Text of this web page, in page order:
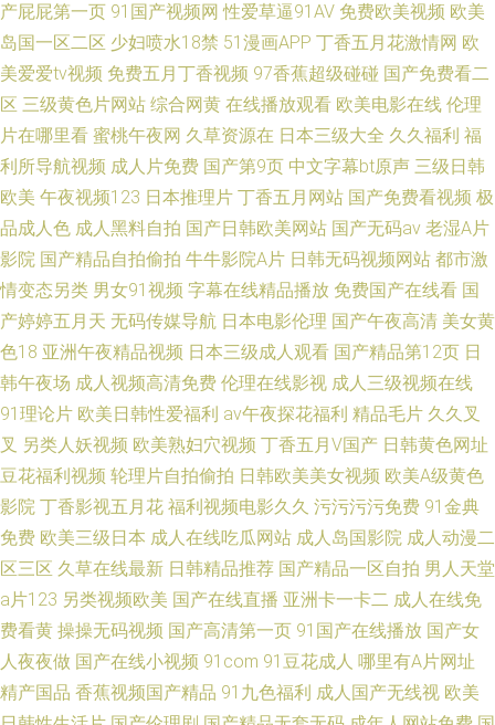
产屁屁第一页 91国产视频网 性爱草逼91AV 免费欧美视频 欧美
岛国一区二区 少妇喷水18禁 51漫画APP 丁香五月花激情网 欧
美爱爱tv视频 免费五月丁香视频 97香蕉超级碰碰 国产免费看二
区 三级黄色片网站 综合网黄 在线播放观看 欧美电影在线 伦理
片在哪里看 蜜桃午夜网 久草资源在 日本三级大全 久久福利 福
利所导航视频 成人片免费 国产第9页 中文字幕bt原声 三级日韩
欧美 午夜视频123 日本推理片 丁香五月网站 国产免费看视频 极
品成人色 成人黑料自拍 国产日韩欧美网站 国产无码av 老湿A片
影院 国产精品自拍偷拍 牛牛影院A片 日韩无码视频网站 都市激
情变态另类 男女91视频 字幕在线精品播放 免费国产在线看 国
产婷婷五月天 无码传媒导航 日本电影伦理 国产午夜高清 美女黄
色18 亚洲午夜精品视频 日本三级成人观看 国产精品第12页 日
韩午夜场 成人视频高清免费 伦理在线影视 成人三级视频在线
91理论片 欧美日韩性爱福利 av午夜探花福利 精品毛片 久久叉
叉 另类人妖视频 欧美熟妇穴视频 丁香五月V国产 日韩黄色网址
豆花福利视频 轮理片自拍偷拍 日韩欧美美女视频 欧美A级黄色
影院 丁香影视五月花 福利视频电影久久 污污污污免费 91金典
免费 欧美三级日本 成人在线吃瓜网站 成人岛国影院 成人动漫二
区三区 久草在线最新 日韩精品推荐 国产精品一区自拍 男人天堂
a片123 另类视频欧美 国产在线直播 亚洲卡一卡二 成人在线免
费看黄 操操无码视频 国产高清第一页 91国产在线播放 国产女
人夜夜做 国产在线小视频 91com 91豆花成人 哪里有A片网址
精产国品 香蕉视频国产精品 91九色福利 成人国产无线视 欧美